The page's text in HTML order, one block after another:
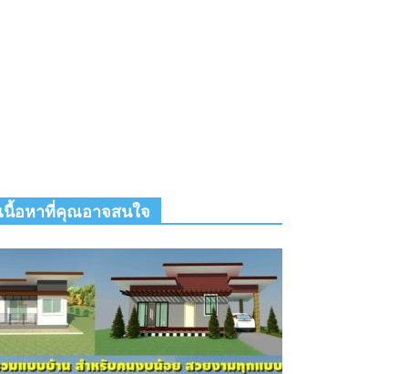
เนื้อหาที่คุณอาจสนใจ